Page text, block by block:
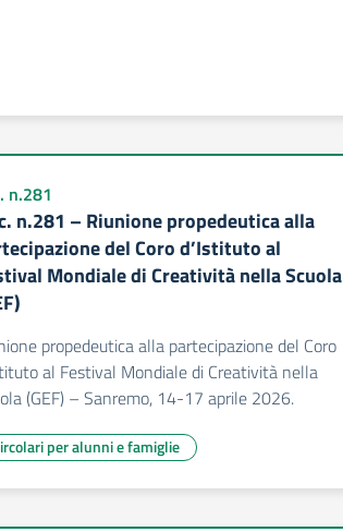
n.281
n.281 – Riunione propedeutica alla
del Coro d’Istituto al
Mondiale di Creatività nella Scuola
propedeutica alla partecipazione del Coro
al Festival Mondiale di Creatività nella
(GEF) – Sanremo, 14-17 aprile 2026.
per alunni e famiglie